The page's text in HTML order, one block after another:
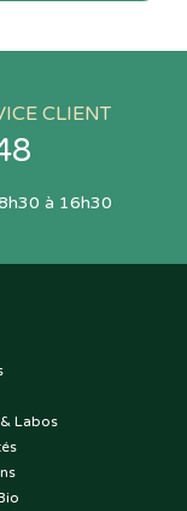
CLIENT
à 16h30
Labos